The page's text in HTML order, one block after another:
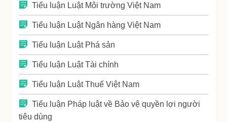
Tiểu luận Luật Môi trường Việt Nam
Tiểu luận Luật Ngân hàng Việt Nam
Tiểu luận Luật Phá sản
Tiểu luận Luật Tài chính
Tiểu luận Luật Thuế Việt Nam
Tiểu luận Pháp luật về Bảo vệ quyền lợi người
tiêu dùng